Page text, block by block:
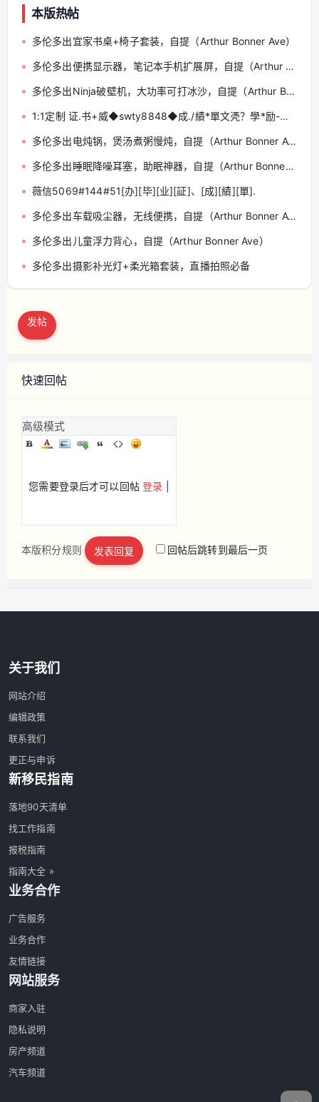
本版热帖
多伦多出宜家书桌+椅子套装，自提（Arthur Bonner Ave）
多伦多出便携显示器，笔记本手机扩展屏，自提（Arthur Bonner Ave）
多伦多出Ninja破壁机，大功率可打冰沙，自提（Arthur Bonner Ave）
1:1定制 证.书+威◆swty8848◆成./績*單文凴？學*励-认.正
多伦多出电炖锅，煲汤煮粥慢炖，自提（Arthur Bonner Ave）
多伦多出睡眠降噪耳塞，助眠神器，自提（Arthur Bonner Ave）
薇信5069#144#51[办][毕][业][証]、[成][績][單].
多伦多出车载吸尘器，无线便携，自提（Arthur Bonner Ave）
多伦多出儿童浮力背心，自提（Arthur Bonner Ave）
多伦多出摄影补光灯+柔光箱套装，直播拍照必备
发帖
快速回帖
高级模式
您需要登录后才可以回帖登录
立即注册
本版积分规则 发表回复 回帖后跳转到最后一页
关于我们
网站介绍
编辑政策
联系我们
更正与申诉
新移民指南
落地90天清单
找工作指南
报税指南
指南大全 »
业务合作
广告服务
业务合作
友情链接
网站服务
商家入驻
隐私说明
房产频道
汽车频道